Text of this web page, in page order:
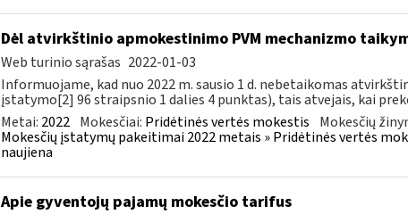
Dėl atvirkštinio apmokestinimo PVM mechanizmo
Web turinio sąrašas 2022-01-03
Informuojame, kad nuo 2022 m. sausio 1 d. nebetaikomas
įstatymo[2] 96 straipsnio 1 dalies 4 punktas), tais atvejais, kai
Metai: 2022 Mokesčiai: Pridėtinės vertės mokestis Mokesčių
Mokesčių įstatymų pakeitimai 2022 metais » Pridėtinės vertės
naujiena
Apie gyventojų pajamų mokesčio tarifus